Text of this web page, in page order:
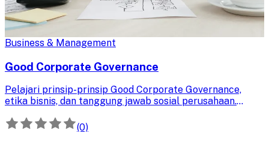
Business & Management
Good Corporate Governance
Pelajari prinsip-prinsip Good Corporate Governance,
etika bisnis, dan tanggung jawab sosial perusahaan.
keberlanjutan bisnis Anda.
(0)